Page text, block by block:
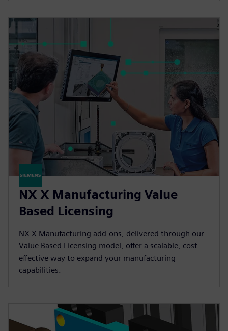
NX X Manufacturing Value
Based Licensing
NX X Manufacturing add-ons, delivered through our
Value Based Licensing model, offer a scalable, cost-
effective way to expand your manufacturing
capabilities.